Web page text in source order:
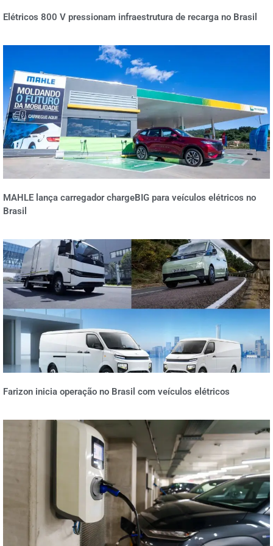
Elétricos 800 V pressionam infraestrutura de recarga no Brasil
MAHLE lança carregador chargeBIG para veículos elétricos no
Brasil
Farizon inicia operação no Brasil com veículos elétricos